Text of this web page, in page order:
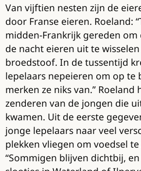
Van vijftien nesten zijn de
door Franse eieren. Roeland:
midden-Frankrijk gereden
de nacht eieren uit te
broedstoof. In de tussentijd
lepelaars nepeieren om op te
merken ze niks van.” Roeland
zenderen van de jongen die
kwamen. Uit de eerste
jonge lepelaars naar veel
plekken vliegen om voedsel te
“Sommigen blijven dichtbij,